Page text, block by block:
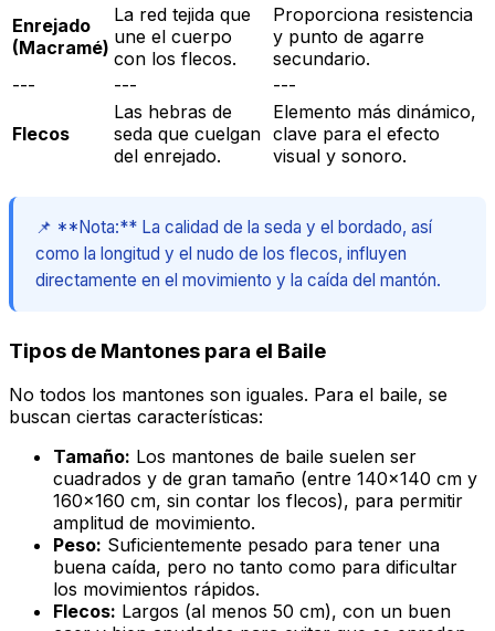
Enrejado
(Macramé)
La red tejida que
une el cuerpo
con los flecos.
Proporciona resistencia
y punto de agarre
secundario.
---
--- ---
Flecos
Las hebras de
seda que cuelgan
del enrejado.
Elemento más dinámico,
clave para el efecto
visual y sonoro.
📌 **Nota:** La calidad de la seda y el bordado, así
como la longitud y el nudo de los flecos, influyen
directamente en el movimiento y la caída del mantón.
Tipos de Mantones para el Baile
No todos los mantones son iguales. Para el baile, se
buscan ciertas características:
Tamaño: Los mantones de baile suelen ser
cuadrados y de gran tamaño (entre 140x140 cm y
160x160 cm, sin contar los flecos), para permitir
amplitud de movimiento.
Peso: Suficientemente pesado para tener una
buena caída, pero no tanto como para dificultar
los movimientos rápidos.
Flecos: Largos (al menos 50 cm), con un buen